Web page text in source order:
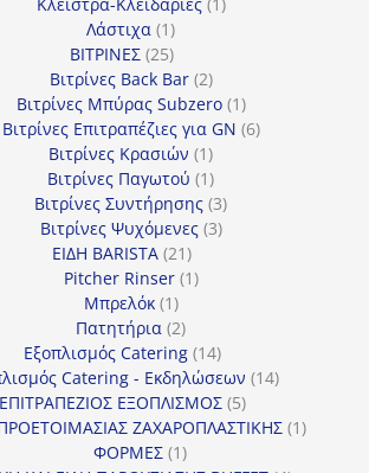
Λάστιχα 11
προϊόν
ΒΙΤΡΙΝΕΣ 2525
προϊόντα
Βιτρίνες Back Bar 22
προϊόντα
Βιτρίνες Mπύρας Subzero 11
προϊόν
Βιτρίνες Επιτραπέζιες για GN 66
Βιτρίνες Κρασιών 11
προϊόν
Βιτρίνες Παγωτού 11
προϊόν
Βιτρίνες Συντήρησης 33
προϊόντα
Βιτρίνες Ψυχόμενες 33
ΕΙΔΗ BARISTA 2121
προϊόντα
Pitcher Rinser 11
Μπρελόκ 11
προϊόν
Πατητήρια 22
προϊόντα
Εξοπλισμός Catering 1414
προϊόντα
Catering - Εκδηλώσεων 1414
ΕΠΙΤΡΑΠΕΖΙΟΣ ΕΞΟΠΛΙΣΜΟΣ 55
προϊόντα
ΖΑΧΑΡΟΠΛΑΣΤΙΚΗΣ 11
ΦΟΡΜΕΣ 11